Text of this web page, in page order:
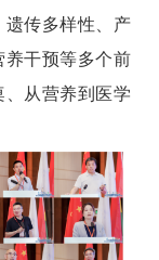
遗传多样性、产
养干预等多个前
从营养到医学